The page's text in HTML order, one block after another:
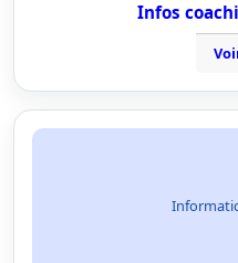
Infos